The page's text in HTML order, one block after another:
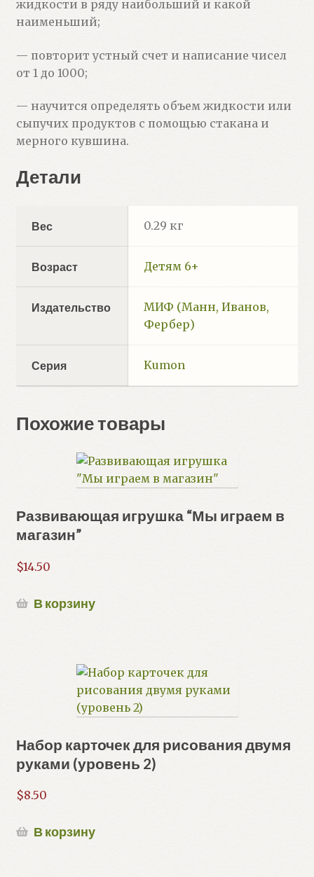
жидкости в ряду наибольший и какой
наименьший;
— повторит устный счет и написание чисел
от 1 до 1000;
— научится определять объем жидкости или
сыпучих продуктов с помощью стакана и
мерного кувшина.
Детали
Вес 0.29 кг
Возраст Детям 6+
Издательство
МИФ (Манн, Иванов,
Фербер)
Серия Kumon
Похожие товары
Развивающая игрушка “Мы играем в
магазин”
$14.50
В корзину
Набор карточек для рисования двумя
руками (уровень 2)
$8.50
В корзину